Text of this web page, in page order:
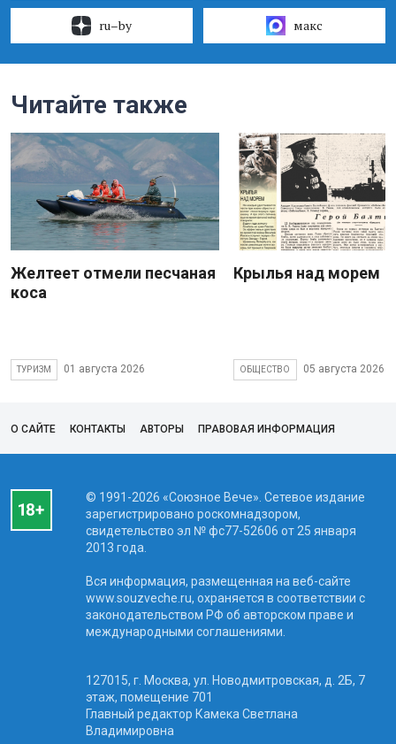
ru–by макс
Читайте также
Желтеет отмели песчаная
коса
ТУРИЗМ 01 августа 2026
Крылья над морем
ОБЩЕСТВО 05 августа 2026
О САЙТЕ КОНТАКТЫ АВТОРЫ ПРАВОВАЯ ИНФОРМАЦИЯ
© 1991-2026 «Союзное Вече». Сетевое издание
зарегистрировано роскомнадзором,
свидетельство эл № фc77-52606 от 25 января
2013 года.
Вся информация, размещенная на веб-сайте
www.souzveche.ru, охраняется в соответствии с
законодательством РФ об авторском праве и
международными соглашениями.
127015, г. Москва, ул. Новодмитровская, д. 2Б, 7
этаж, помещение 701
Главный редактор Камека Светлана
Владимировна